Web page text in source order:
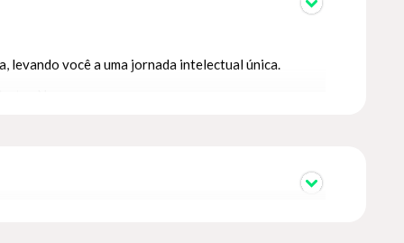
levando você a uma jornada intelectual única.
questões que conferiram ao direito um papel